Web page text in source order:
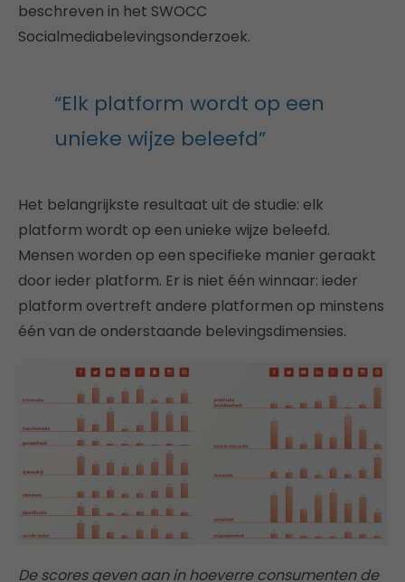
beschreven in het SWOCC
Socialmediabelevingsonderzoek.
“Elk platform wordt op een
unieke wijze beleefd”
Het belangrijkste resultaat uit de studie: elk
platform wordt op een unieke wijze beleefd.
Mensen worden op een specifieke manier geraakt
door ieder platform. Er is niet één winnaar: ieder
platform overtreft andere platformen op minstens
één van de onderstaande belevingsdimensies.
De scores geven aan in hoeverre consumenten de